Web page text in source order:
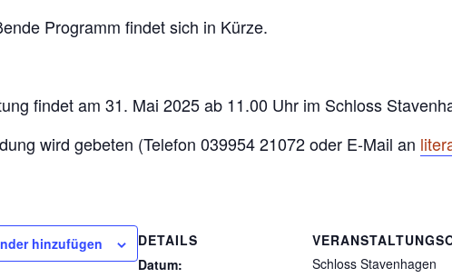
Programm findet sich in Kürze.
findet am 31. Mai 2025 ab 11.00 Uhr im Schloss
wird gebeten (Telefon 039954 21072 oder E-Mail an
hinzufügen
DETAILS
Datum:
Schloss Stavenhagen